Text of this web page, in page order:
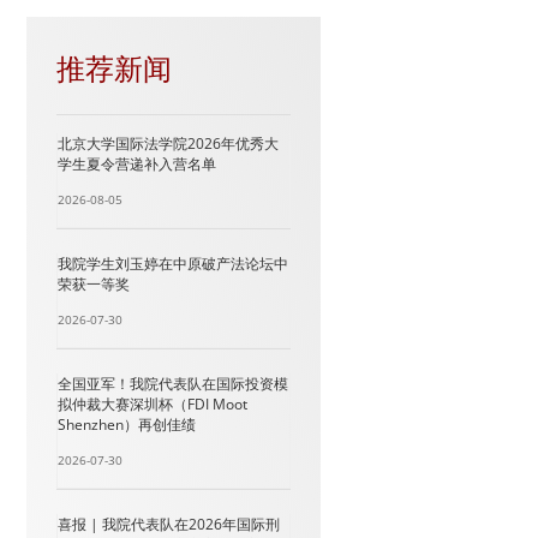
推荐新闻
北京大学国际法学院2026年优秀大
学生夏令营递补入营名单
2026-08-05
我院学生刘玉婷在中原破产法论坛中
荣获一等奖
2026-07-30
全国亚军！我院代表队在国际投资模
拟仲裁大赛深圳杯（FDI Moot
Shenzhen）再创佳绩
2026-07-30
喜报 | 我院代表队在2026年国际刑